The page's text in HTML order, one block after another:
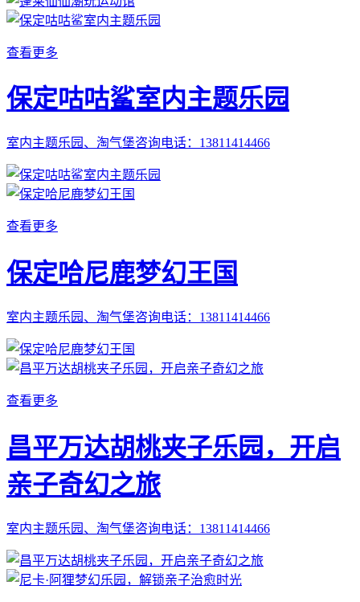
查看更多
保定咕咕鲨室内主题乐园
室内主题乐园、淘气堡咨询电话：13811414466
查看更多
保定哈尼鹿梦幻王国
室内主题乐园、淘气堡咨询电话：13811414466
查看更多
昌平万达胡桃夹子乐园，开启
亲子奇幻之旅
室内主题乐园、淘气堡咨询电话：13811414466